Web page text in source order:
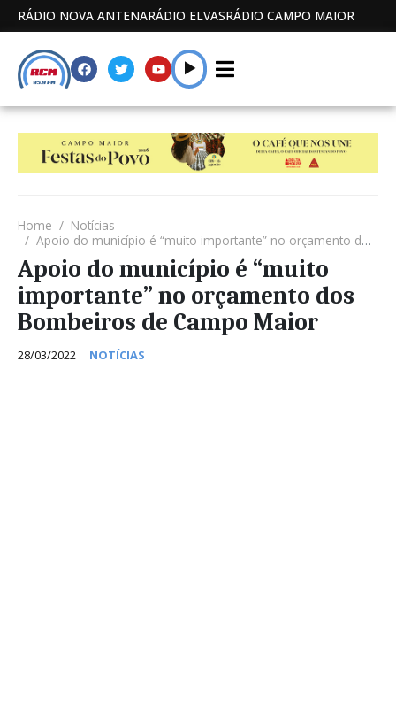
RÁDIO NOVA ANTENARÁDIO ELVASRÁDIO CAMPO MAIOR
Home
Notícias
Apoio do município é “muito importante” no orçamento dos Bombeiros de Campo Maior
Apoio do município é “muito
importante” no orçamento dos
Bombeiros de Campo Maior
28/03/2022 NOTÍCIAS